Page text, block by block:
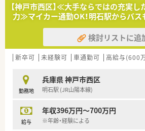
新卒採用を積極的に行っているため、
20～30代の方が多数活躍している薬局
知識習得に意欲的な方、協調性のある
メモリアル休暇や連続休暇推進など独
有給休暇の消化率はほぼ100％、また入
【神戸市西区】≪大手ならではの充実し
力≫マイカー通勤OK！明石駅からバ
検討リストに追
新卒可 未経験可 車通勤可 高給与(600
勤務地
兵庫県 神戸市西区
明石駅 (JR山陽本線)
給与
年収396万円～700万円
※年齢・経験による